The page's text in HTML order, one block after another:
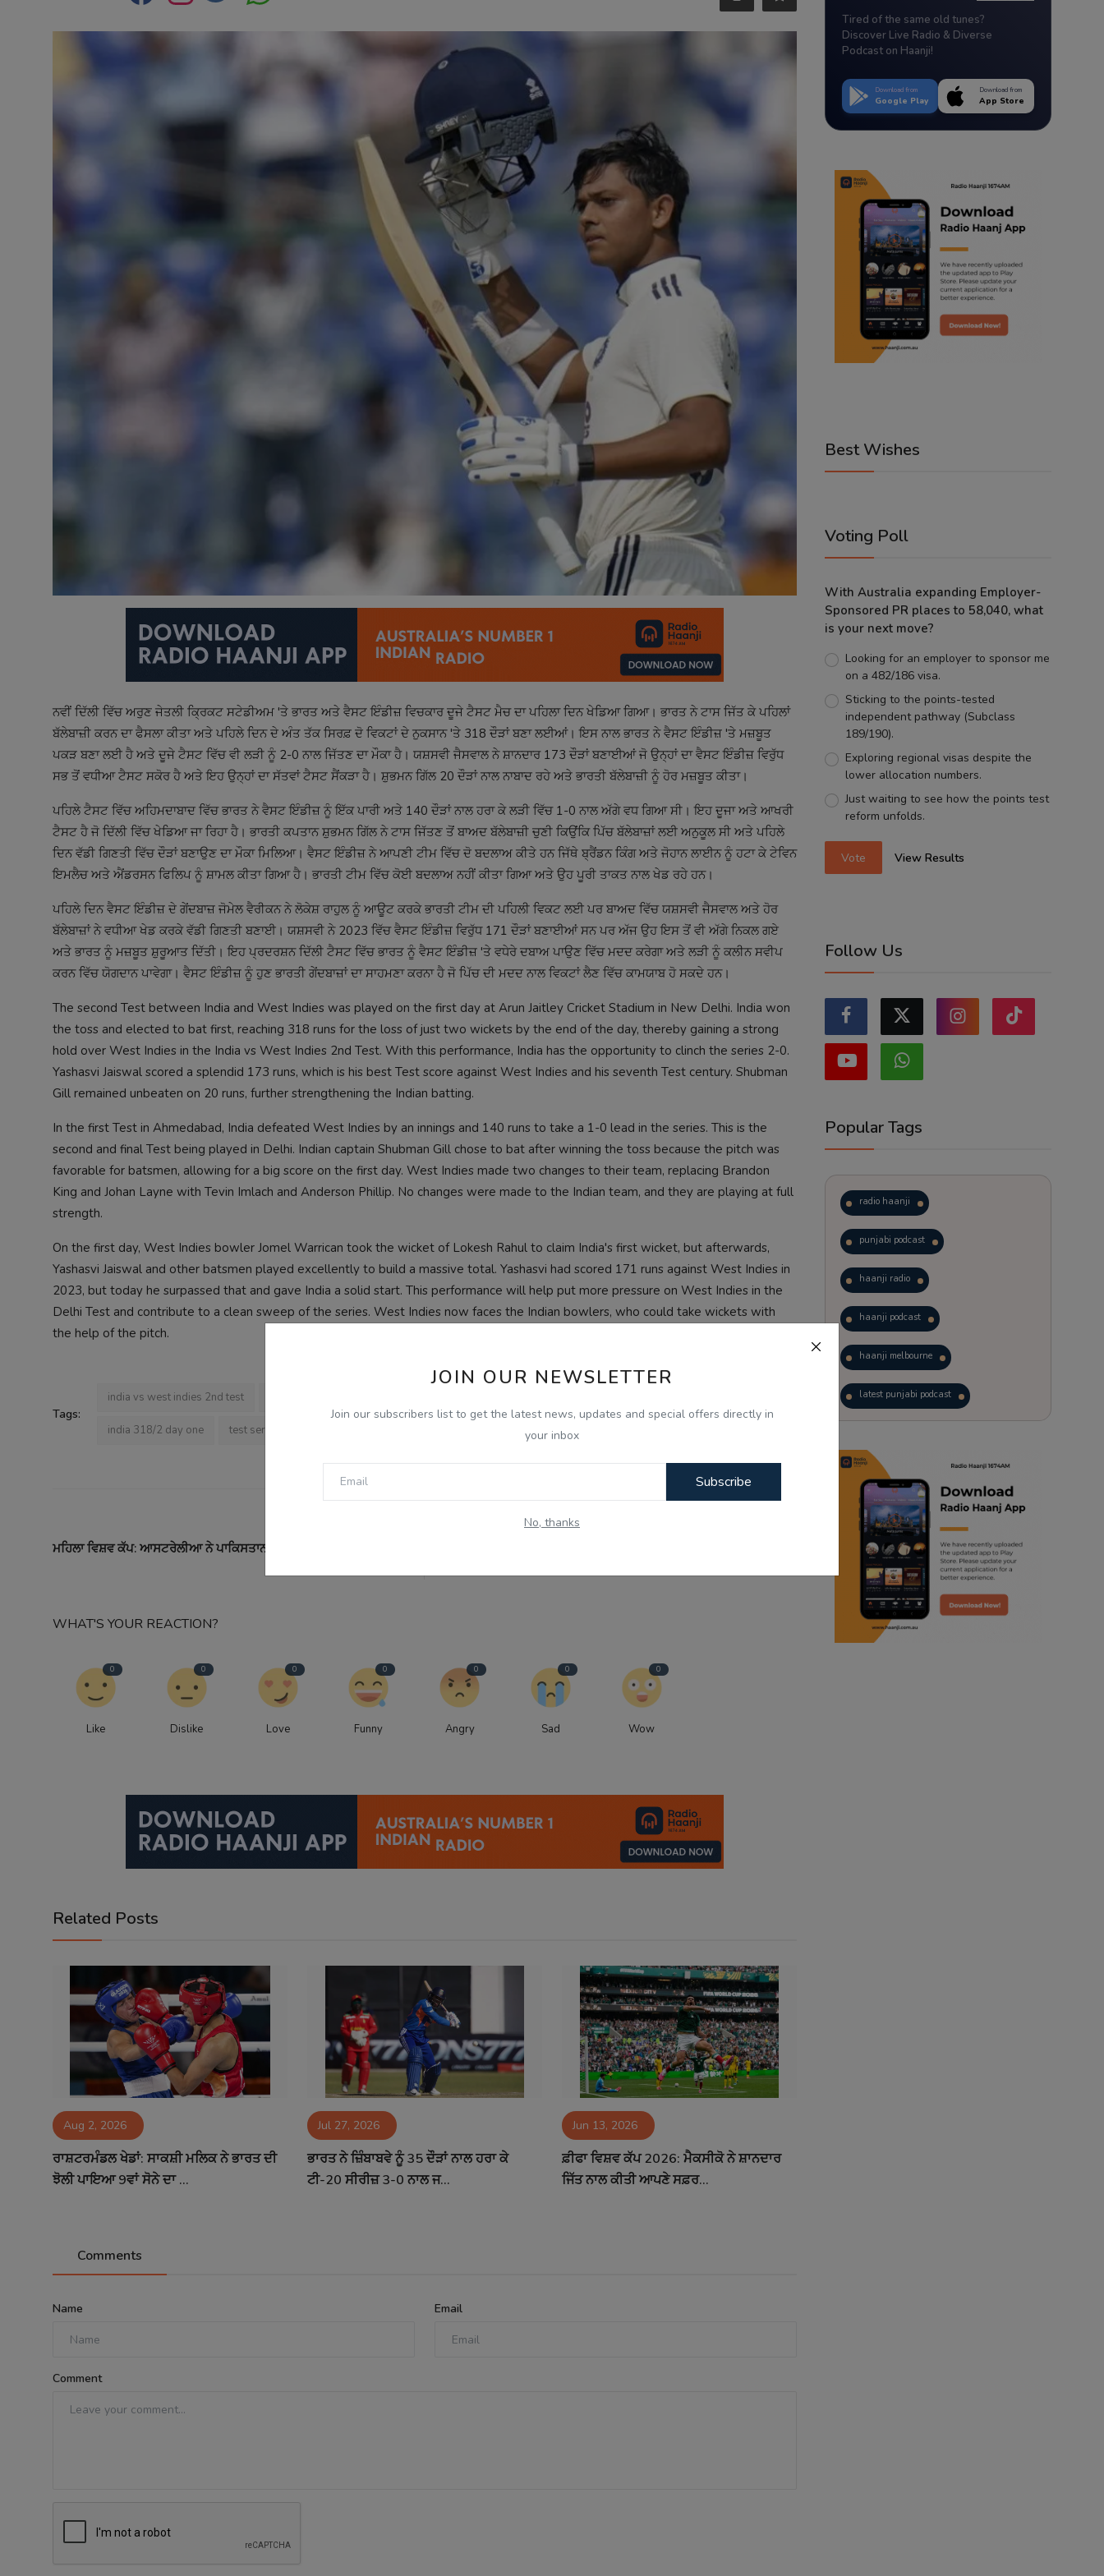
JOIN OUR NEWSLETTER
Join our subscribers list to get the latest news, updates and special offers directly in
your inbox
Subscribe
No, thanks
ਨਵੀਂ ਦਿੱਲੀ ਵਿੱਚ ਅਰੁਣ ਜੇਤਲੀ ਕ੍ਰਿਕਟ ਸਟੇਡੀਅਮ 'ਤੇ ਭਾਰਤ ਅਤੇ ਵੈਸਟ ਇੰਡੀਜ਼ ਵਿਚਕਾਰ ਦੂਜੇ ਟੈਸਟ ਮੈਚ ਦਾ ਪਹਿਲਾ ਦਿਨ ਖੇਡਿਆ ਗਿਆ। ਭਾਰਤ ਨੇ ਟਾਸ ਜਿੱਤ ਕੇ ਪਹਿਲਾਂ
ਬੱਲੇਬਾਜ਼ੀ ਕਰਨ ਦਾ ਫੈਸਲਾ ਕੀਤਾ ਅਤੇ ਪਹਿਲੇ ਦਿਨ ਦੇ ਅੰਤ ਤੱਕ ਸਿਰਫ਼ ਦੋ ਵਿਕਟਾਂ ਦੇ ਨੁਕਸਾਨ 'ਤੇ 318 ਦੌੜਾਂ ਬਣਾ ਲਈਆਂ। ਇਸ ਨਾਲ ਭਾਰਤ ਨੇ ਵੈਸਟ ਇੰਡੀਜ਼ 'ਤੇ ਮਜ਼ਬੂਤ
ਪਕੜ ਬਣਾ ਲਈ ਹੈ ਅਤੇ ਦੂਜੇ ਟੈਸਟ ਵਿੱਚ ਵੀ ਲੜੀ ਨੂੰ 2-0 ਨਾਲ ਜਿੱਤਣ ਦਾ ਮੌਕਾ ਹੈ। ਯਸ਼ਸਵੀ ਜੈਸਵਾਲ ਨੇ ਸ਼ਾਨਦਾਰ 173 ਦੌੜਾਂ ਬਣਾਈਆਂ ਜੋ ਉਨ੍ਹਾਂ ਦਾ ਵੈਸਟ ਇੰਡੀਜ਼ ਵਿਰੁੱਧ
ਸਭ ਤੋਂ ਵਧੀਆ ਟੈਸਟ ਸਕੋਰ ਹੈ ਅਤੇ ਇਹ ਉਨ੍ਹਾਂ ਦਾ ਸੱਤਵਾਂ ਟੈਸਟ ਸੈਂਕੜਾ ਹੈ। ਸ਼ੁਭਮਨ ਗਿੱਲ 20 ਦੌੜਾਂ ਨਾਲ ਨਾਬਾਦ ਰਹੇ ਅਤੇ ਭਾਰਤੀ ਬੱਲੇਬਾਜ਼ੀ ਨੂੰ ਹੋਰ ਮਜ਼ਬੂਤ ਕੀਤਾ।
ਪਹਿਲੇ ਟੈਸਟ ਵਿੱਚ ਅਹਿਮਦਾਬਾਦ ਵਿੱਚ ਭਾਰਤ ਨੇ ਵੈਸਟ ਇੰਡੀਜ਼ ਨੂੰ ਇੱਕ ਪਾਰੀ ਅਤੇ 140 ਦੌੜਾਂ ਨਾਲ ਹਰਾ ਕੇ ਲੜੀ ਵਿੱਚ 1-0 ਨਾਲ ਅੱਗੇ ਵਧ ਗਿਆ ਸੀ। ਇਹ ਦੂਜਾ ਅਤੇ ਆਖਰੀ
ਟੈਸਟ ਹੈ ਜੋ ਦਿੱਲੀ ਵਿੱਚ ਖੇਡਿਆ ਜਾ ਰਿਹਾ ਹੈ। ਭਾਰਤੀ ਕਪਤਾਨ ਸ਼ੁਭਮਨ ਗਿੱਲ ਨੇ ਟਾਸ ਜਿੱਤਣ ਤੋਂ ਬਾਅਦ ਬੱਲੇਬਾਜ਼ੀ ਚੁਣੀ ਕਿਉਂਕਿ ਪਿੱਚ ਬੱਲੇਬਾਜ਼ਾਂ ਲਈ ਅਨੁਕੂਲ ਸੀ ਅਤੇ ਪਹਿਲੇ
ਦਿਨ ਵੱਡੀ ਗਿਣਤੀ ਵਿੱਚ ਦੌੜਾਂ ਬਣਾਉਣ ਦਾ ਮੌਕਾ ਮਿਲਿਆ। ਵੈਸਟ ਇੰਡੀਜ਼ ਨੇ ਆਪਣੀ ਟੀਮ ਵਿੱਚ ਦੋ ਬਦਲਾਅ ਕੀਤੇ ਹਨ ਜਿੱਥੇ ਬ੍ਰੈਂਡਨ ਕਿੰਗ ਅਤੇ ਜੋਹਾਨ ਲਾਈਨ ਨੂੰ ਹਟਾ ਕੇ ਟੇਵਿਨ
ਇਮਲੈਚ ਅਤੇ ਐਂਡਰਸਨ ਫਿਲਿਪ ਨੂੰ ਸ਼ਾਮਲ ਕੀਤਾ ਗਿਆ ਹੈ। ਭਾਰਤੀ ਟੀਮ ਵਿੱਚ ਕੋਈ ਬਦਲਾਅ ਨਹੀਂ ਕੀਤਾ ਗਿਆ ਅਤੇ ਉਹ ਪੂਰੀ ਤਾਕਤ ਨਾਲ ਖੇਡ ਰਹੇ ਹਨ।
ਪਹਿਲੇ ਦਿਨ ਵੈਸਟ ਇੰਡੀਜ਼ ਦੇ ਗੇਂਦਬਾਜ਼ ਜੋਮੇਲ ਵੈਰੀਕਨ ਨੇ ਲੋਕੇਸ਼ ਰਾਹੁਲ ਨੂੰ ਆਊਟ ਕਰਕੇ ਭਾਰਤੀ ਟੀਮ ਦੀ ਪਹਿਲੀ ਵਿਕਟ ਲਈ ਪਰ ਬਾਅਦ ਵਿੱਚ ਯਸ਼ਸਵੀ ਜੈਸਵਾਲ ਅਤੇ ਹੋਰ
ਬੱਲੇਬਾਜ਼ਾਂ ਨੇ ਵਧੀਆ ਖੇਡ ਕਰਕੇ ਵੱਡੀ ਗਿਣਤੀ ਬਣਾਈ। ਯਸ਼ਸਵੀ ਨੇ 2023 ਵਿੱਚ ਵੈਸਟ ਇੰਡੀਜ਼ ਵਿਰੁੱਧ 171 ਦੌੜਾਂ ਬਣਾਈਆਂ ਸਨ ਪਰ ਅੱਜ ਉਹ ਇਸ ਤੋਂ ਵੀ ਅੱਗੇ ਨਿਕਲ ਗਏ
ਅਤੇ ਭਾਰਤ ਨੂੰ ਮਜ਼ਬੂਤ ਸ਼ੁਰੂਆਤ ਦਿੱਤੀ। ਇਹ ਪ੍ਰਦਰਸ਼ਨ ਦਿੱਲੀ ਟੈਸਟ ਵਿੱਚ ਭਾਰਤ ਨੂੰ ਵੈਸਟ ਇੰਡੀਜ਼ 'ਤੇ ਵਧੇਰੇ ਦਬਾਅ ਪਾਉਣ ਵਿੱਚ ਮਦਦ ਕਰੇਗਾ ਅਤੇ ਲੜੀ ਨੂੰ ਕਲੀਨ ਸਵੀਪ
ਕਰਨ ਵਿੱਚ ਯੋਗਦਾਨ ਪਾਵੇਗਾ। ਵੈਸਟ ਇੰਡੀਜ਼ ਨੂੰ ਹੁਣ ਭਾਰਤੀ ਗੇਂਦਬਾਜ਼ਾਂ ਦਾ ਸਾਹਮਣਾ ਕਰਨਾ ਹੈ ਜੋ ਪਿੱਚ ਦੀ ਮਦਦ ਨਾਲ ਵਿਕਟਾਂ ਲੈਣ ਵਿੱਚ ਕਾਮਯਾਬ ਹੋ ਸਕਦੇ ਹਨ।
The second Test between India and West Indies was played on the first day at Arun Jaitley Cricket Stadium in New Delhi. India won
the toss and elected to bat first, reaching 318 runs for the loss of just two wickets by the end of the day, thereby gaining a strong
hold over West Indies in the India vs West Indies 2nd Test. With this performance, India has the opportunity to clinch the series 2-0.
Yashasvi Jaiswal scored a splendid 173 runs, which is his best Test score against West Indies and his seventh Test century. Shubman
Gill remained unbeaten on 20 runs, further strengthening the Indian batting.
In the first Test in Ahmedabad, India defeated West Indies by an innings and 140 runs to take a 1-0 lead in the series. This is the
second and final Test being played in Delhi. Indian captain Shubman Gill chose to bat after winning the toss because the pitch was
favorable for batsmen, allowing for a big score on the first day. West Indies made two changes to their team, replacing Brandon
King and Johan Layne with Tevin Imlach and Anderson Phillip. No changes were made to the Indian team, and they are playing at full
strength.
On the first day, West Indies bowler Jomel Warrican took the wicket of Lokesh Rahul to claim India's first wicket, but afterwards,
Yashasvi Jaiswal and other batsmen played excellently to build a massive total. Yashasvi had scored 171 runs against West Indies in
2023, but today he surpassed that and gave India a solid start. This performance will help put more pressure on West Indies in the
Delhi Test and contribute to a clean sweep of the series. West Indies now faces the Indian bowlers, who could take wickets with
the help of the pitch.
Tags:
india vs west indies 2nd test
india 318/2 day one test series india
ਮਹਿਲਾ ਵਿਸ਼ਵ ਕੱਪ: ਆਸਟਰੇਲੀਆ ਨੇ ਪਾਕਿਸਤਾਨ ਨੂੰ 107 ਰਨਾਂ ਨਾਲ ਹਰਾਇਆ, ਬੈਥ
WHAT'S YOUR REACTION?
0
Like
0
Dislike
0
Love
0
Funny
0
Angry
0
Sad
0
Wow
Related Posts
Aug 2, 2026
ਰਾਸ਼ਟਰਮੰਡਲ ਖੇਡਾਂ: ਸਾਕਸ਼ੀ ਮਲਿਕ ਨੇ ਭਾਰਤ ਦੀ
ਝੋਲੀ ਪਾਇਆ 9ਵਾਂ ਸੋਨੇ ਦਾ ...
Jul 27, 2026
ਭਾਰਤ ਨੇ ਜ਼ਿੰਬਾਬਵੇ ਨੂੰ 35 ਦੌੜਾਂ ਨਾਲ ਹਰਾ ਕੇ
ਟੀ-20 ਸੀਰੀਜ਼ 3-0 ਨਾਲ ਜ...
Jun 13, 2026
ਫ਼ੀਫਾ ਵਿਸ਼ਵ ਕੱਪ 2026: ਮੈਕਸੀਕੋ ਨੇ ਸ਼ਾਨਦਾਰ
ਜਿੱਤ ਨਾਲ ਕੀਤੀ ਆਪਣੇ ਸਫ਼ਰ...
Comments
Name Email
Comment
Tired of the same old tunes?
Discover Live Radio & Diverse
Podcast on Haanji!
Download from
Google Play
Download from
App Store
Best Wishes
Voting Poll
With Australia expanding Employer-
Sponsored PR places to 58,040, what
is your next move?
Looking for an employer to sponsor me
on a 482/186 visa.
Sticking to the points-tested
independent pathway (Subclass
189/190).
Exploring regional visas despite the
lower allocation numbers.
Just waiting to see how the points test
reform unfolds.
Vote View Results
Follow Us
Popular Tags
radio haanji
punjabi podcast
haanji radio
haanji podcast
haanji melbourne
latest punjabi podcast
trending punjabi podcast
ranjodh singh
punjabi podcast australia
radio haanji updates
punjabi kahani